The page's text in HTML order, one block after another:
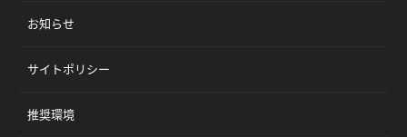
お知らせ
サイトポリシー
推奨環境